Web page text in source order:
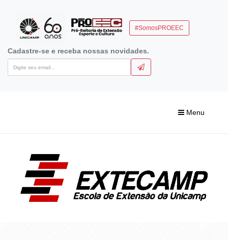
#SomosPROEEC
Cadastre-se e receba nossas novidades.
Menu